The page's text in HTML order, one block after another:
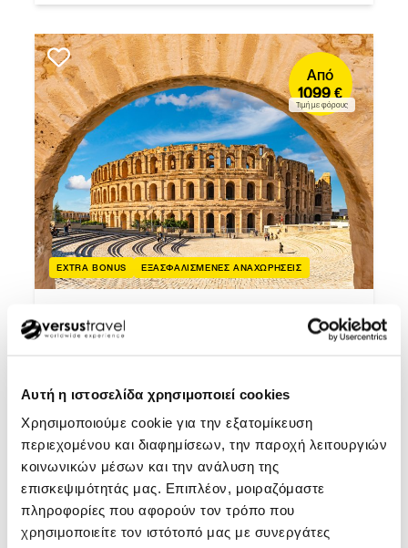
Αυτή η ιστοσελίδα χρησιμοποιεί cookies
Χρησιμοποιούμε cookie για την εξατομίκευση
περιεχομένου και διαφημίσεων, την παροχή λειτουργιών
κοινωνικών μέσων και την ανάλυση της
επισκεψιμότητάς μας. Επιπλέον, μοιραζόμαστε
πληροφορίες που αφορούν τον τρόπο που
χρησιμοποιείτε τον ιστότοπό μας με συνεργάτες
Από
1099 €
Τιμή με φόρους
EXTRA BONUS ΕΞΑΣΦΑΛΙΣΜΕΝΕΣ ΑΝΑΧΩΡΗΣΕΙΣ
αρχαία Καρχηδόνα μέχρι τη
Σαχάρα
Ιούλιος - Χριστούγεννα 2026 - Πρωτοχρονιά &
Θεοφάνεια 2027 - Μάρτιος
Πτήσεις με Aegean, ημιδιατροφή καθημερινά,